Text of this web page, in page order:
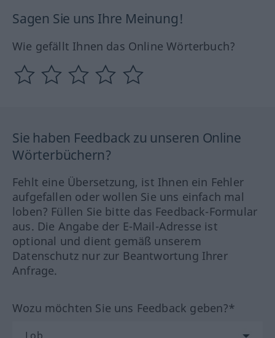
Sagen Sie uns Ihre Meinung!
Wie gefällt Ihnen das Online Wörterbuch?
Sie haben Feedback zu unseren Online
Wörterbüchern?
Fehlt eine Übersetzung, ist Ihnen ein Fehler
aufgefallen oder wollen Sie uns einfach mal
loben? Füllen Sie bitte das Feedback-Formular
aus. Die Angabe der E-Mail-Adresse ist
optional und dient gemäß unserem
Datenschutz nur zur Beantwortung Ihrer
Anfrage.
Wozu möchten Sie uns Feedback geben?*